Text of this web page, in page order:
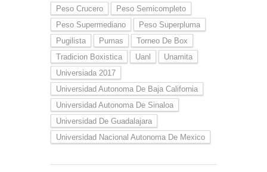
Peso Crucero
Peso Semicompleto
Peso Supermediano
Peso Superpluma
Pugilista
Pumas
Torneo De Box
Tradicion Boxistica
Uanl
Unamita
Universiada 2017
Universidad Autonoma De Baja California
Universidad Autonoma De Sinaloa
Universidad De Guadalajara
Universidad Nacional Autonoma De Mexico